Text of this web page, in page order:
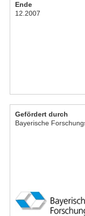
Ende
12.2007
Gefördert durch
Bayerische